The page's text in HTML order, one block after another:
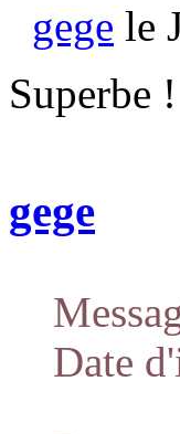
gege le
Superbe
gege
Date